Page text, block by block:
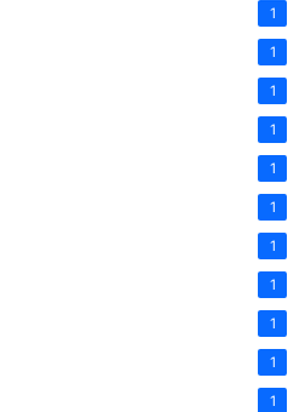
1
1
1
1
1
1
1
1
1
1
1